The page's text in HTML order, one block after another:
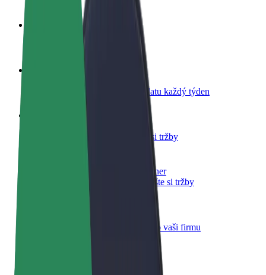
Staňte se řidičem
Vydělávejte podle sebe
Doručujte jídlo a dostávejte výplatu každý týden
Oslovte více zákazníků a zvyšte si tržby
Zaregistrujte se jako flotilový partner
Přidejte svou flotilu k Boltu a zvyšte si tržby
Produkty a služby Boltu přesně pro vaši firmu